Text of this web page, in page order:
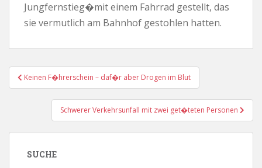
Jungfernstieg�mit einem Fahrrad gestellt, das
sie vermutlich am Bahnhof gestohlen hatten.
Beitragsnavigation
Keinen F�hrerschein – daf�r aber Drogen im Blut
Schwerer Verkehrsunfall mit zwei get�teten Personen
SUCHE